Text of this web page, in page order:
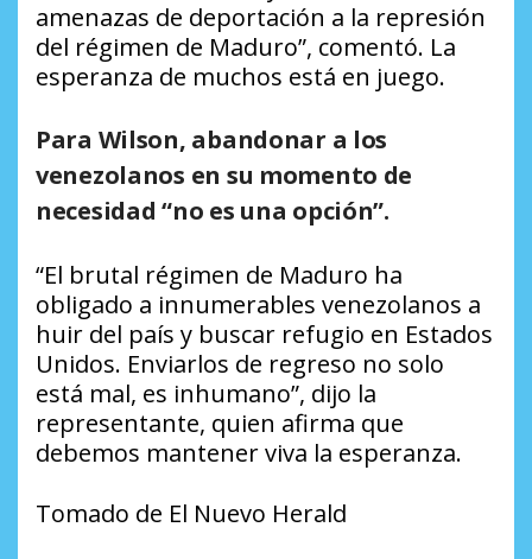
amenazas de deportación a la represión
del régimen de Maduro”, comentó. La
esperanza de muchos está en juego.
Para Wilson, abandonar a los
venezolanos en su momento de
necesidad “no es una opción”.
“El brutal régimen de Maduro ha
obligado a innumerables venezolanos a
huir del país y buscar refugio en Estados
Unidos. Enviarlos de regreso no solo
está mal, es inhumano”, dijo la
representante, quien afirma que
debemos mantener viva la esperanza.
Tomado de El Nuevo Herald